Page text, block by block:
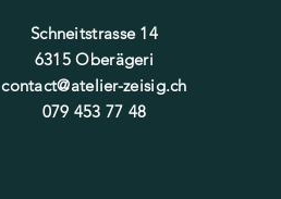
Schneitstrasse 14
6315 Oberägeri
contact@atelier-zeisig.ch
079 453 77 48